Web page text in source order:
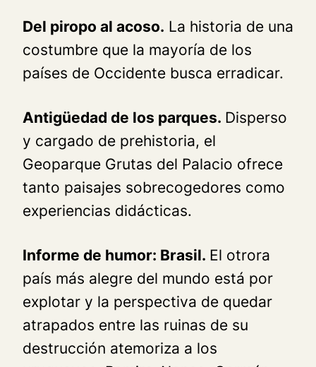
Del piropo al acoso. La historia de una
costumbre que la mayoría de los
países de Occidente busca erradicar.
Antigüedad de los parques. Disperso
y cargado de prehistoria, el
Geoparque Grutas del Palacio ofrece
tanto paisajes sobrecogedores como
experiencias didácticas.
Informe de humor: Brasil. El otrora
país más alegre del mundo está por
explotar y la perspectiva de quedar
atrapados entre las ruinas de su
destrucción atemoriza a los